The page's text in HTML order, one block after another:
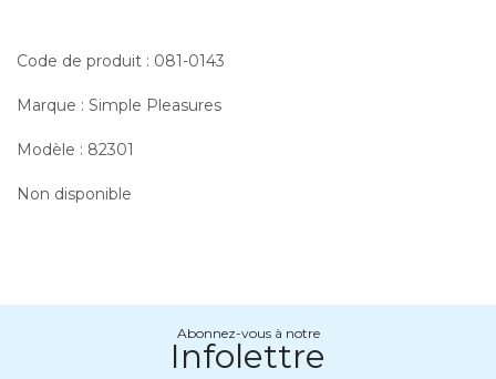
Code de produit : 081-0143
Marque : Simple Pleasures
Modèle : 82301
Non disponible
Abonnez-vous à notre
Infolettre